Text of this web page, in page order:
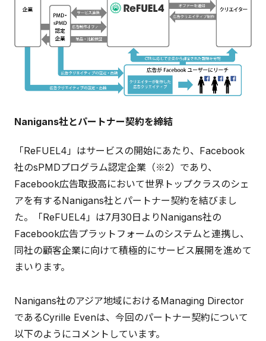
Nanigans社とパートナー契約を締結
「ReFUEL4」はサービスの開始にあたり、Facebook
社のsPMDプログラム認定企業（※2）であり、
Facebook広告取扱高において世界トップクラスのシェ
アを有するNanigans社とパートナー契約を結びまし
た。「ReFUEL4」は7月30日よりNanigans社の
Facebook広告プラットフォームのシステムと連携し、
同社の顧客企業に向けて積極的にサービス展開を進めて
まいります。
Nanigans社のアジア地域におけるManaging Director
であるCyrille Evenは、今回のパートナー契約について
以下のようにコメントしています。